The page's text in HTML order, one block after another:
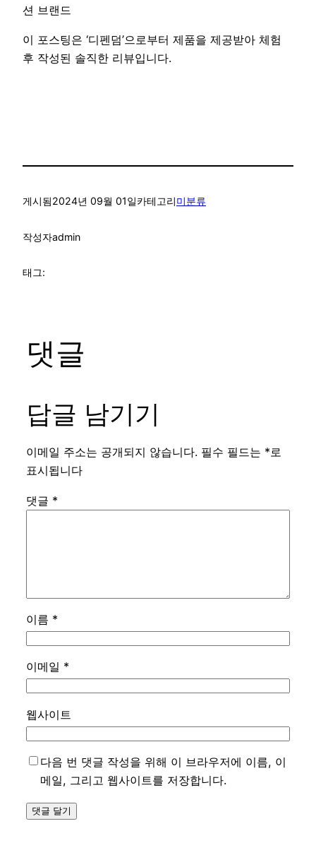
션 브랜드
이 포스팅은 ‘디펜덤’으로부터 제품을 제공받아 체험
후 작성된 솔직한 리뷰입니다.
게시됨2024년 09월 01일카테고리미분류
작성자admin
태그:
댓글
답글 남기기
이메일 주소는 공개되지 않습니다. 필수 필드는 *로
표시됩니다
댓글 *
이름 *
이메일 *
웹사이트
다음 번 댓글 작성을 위해 이 브라우저에 이름, 이
메일, 그리고 웹사이트를 저장합니다.